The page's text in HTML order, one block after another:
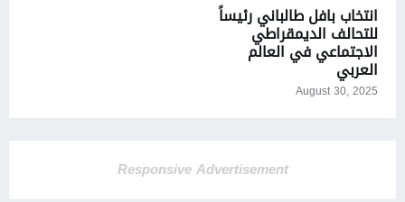
انتخاب بافل طالباني رئيساً
للتحالف الديمقراطي
الاجتماعي في العالم
العربي
August 30, 2025
Responsive Advertisement